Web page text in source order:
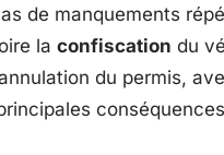
de manquements
la confiscation du
du permis,